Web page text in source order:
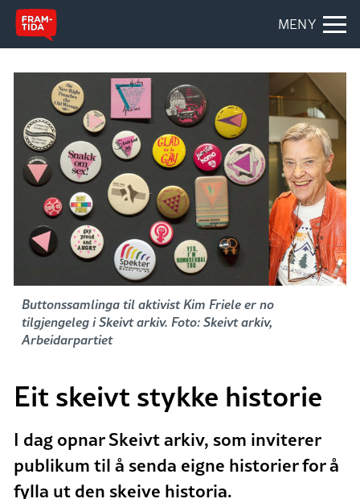
MENY
Buttonssamlinga til aktivist Kim Friele er no
tilgjengeleg i Skeivt arkiv. Foto: Skeivt arkiv,
Arbeidarpartiet
Eit skeivt stykke historie
I dag opnar Skeivt arkiv, som inviterer
publikum til å senda eigne historier for å
fylla ut den skeive historia.